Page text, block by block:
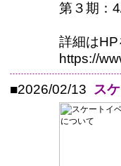
第３期：
詳細は
https://
■2026/02/13 ス